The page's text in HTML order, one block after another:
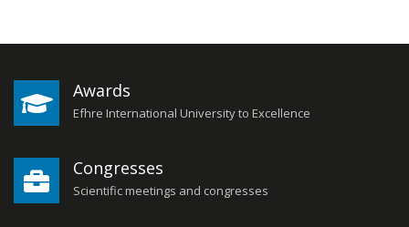
Awards
Efhre International University to Excellence
Congresses
Scientific meetings and congresses